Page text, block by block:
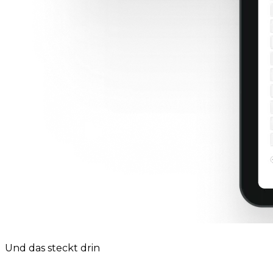
Und das steckt drin